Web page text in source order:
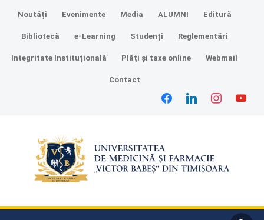
Noutăți Evenimente Media ALUMNI Editură
Bibliotecă e-Learning Studenți Reglementări
Integritate Instituțională Plăți și taxe online Webmail
Contact